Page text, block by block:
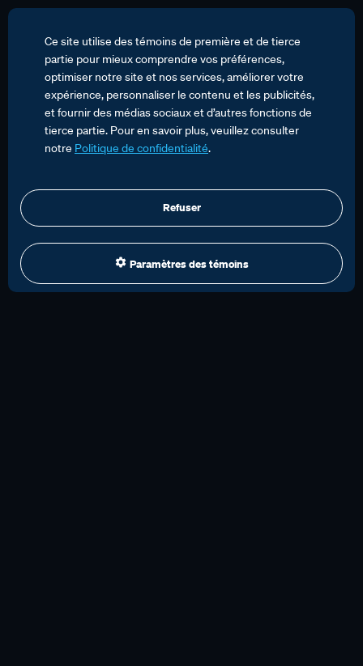
Ce site utilise des témoins de première et de tierce
partie pour mieux comprendre vos préférences,
optimiser notre site et nos services, améliorer votre
expérience, personnaliser le contenu et les publicités,
et fournir des médias sociaux et d’autres fonctions de
tierce partie. Pour en savoir plus, veuillez consulter
notre Politique de confidentialité.
Refuser
Paramètres des témoins